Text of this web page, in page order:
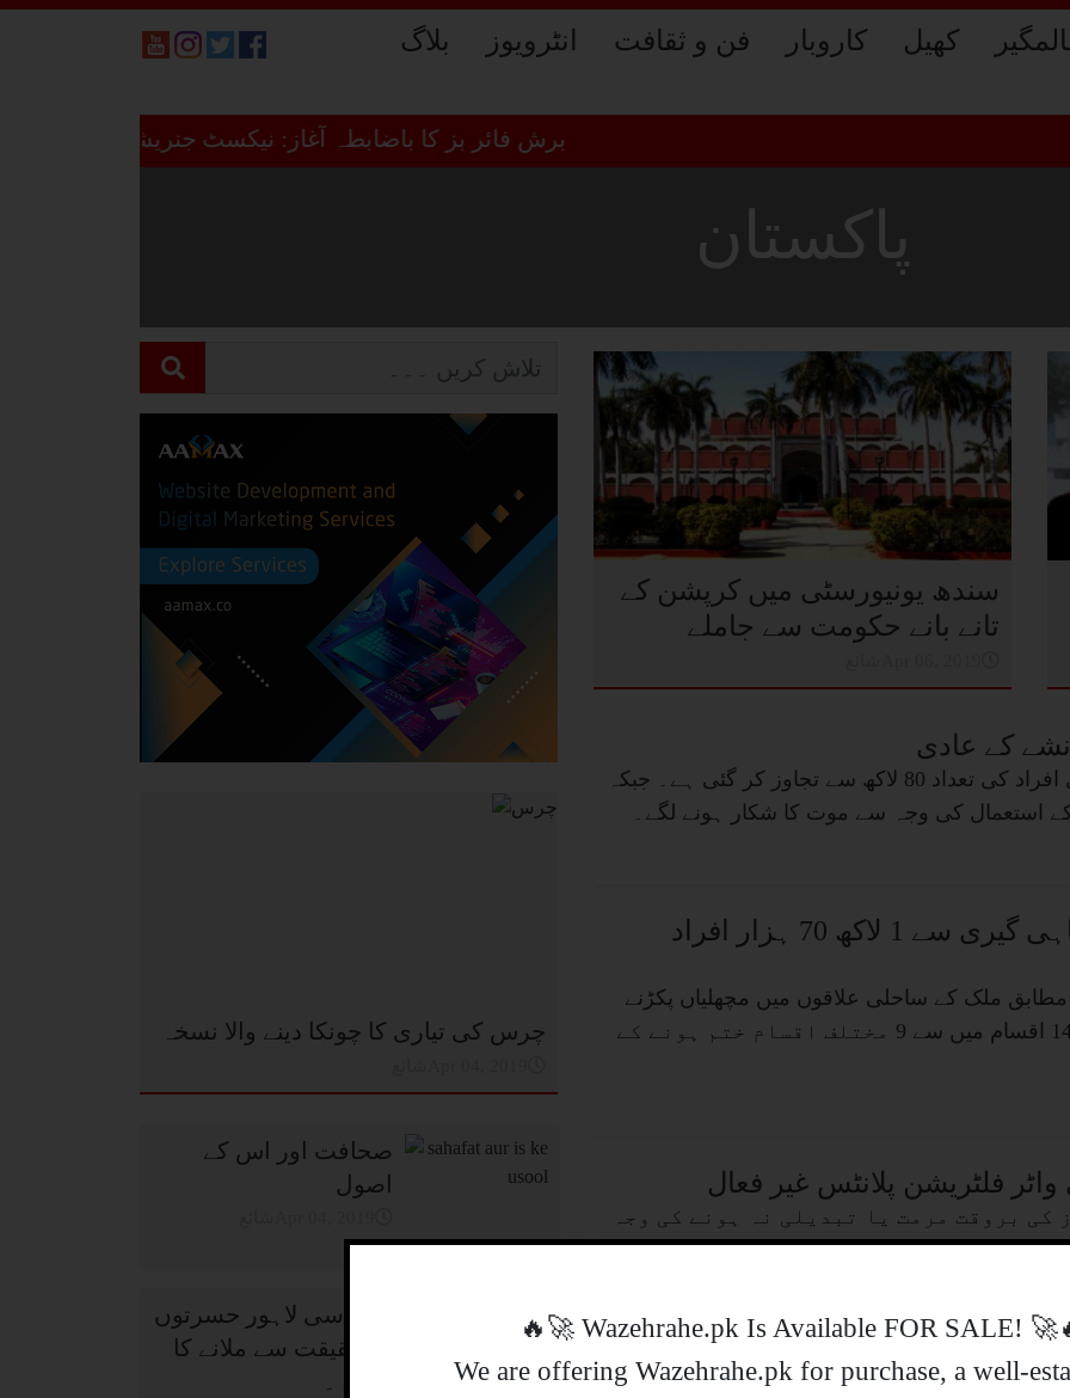
کھیل کاروبار فن و ثقافت انٹرویوز
بلاگ
برش فائر بز کا باضابطہ آغاز: نیکسٹ جنریشن بزنس
پاکستان
سندھ یونیورسٹی میں کرپشن کے
تانے بانے حکومت سے جاملے
نشے کے عادی
پاکستان میں نشے کے عادی افراد کی تعداد 80 لاکھ سے تجاوز کر گئی ہے۔ جبکہ
سندھ میں صنعت ماہی گیری سے 1 لاکھ 70 ہزار افراد
ملک کے ساحلی علاقوں میں مچھلیاں پکڑنے
کی کثرت سے مچھلی کی 14 اقسام میں سے 9 مختلف اقسام ختم ہونے کے
فلٹریشن پلانٹس غیر فعال
کی بروقت مرمت یا تبدیلی نہ ہونے کی وجہ
آلودہ پانی پینے پر مجبور ہیں۔
چرس کی تیاری کا چونکا دینے والا نسخہ
صحافت اور اس کے
اصول
جی۔سی لاہور حسرتوں
کو حقیقت سے ملانے کا
🔥🚀 !Wazehrahe.pk Is Available
We are offering Wazehrahe.pk for purchase, a well-